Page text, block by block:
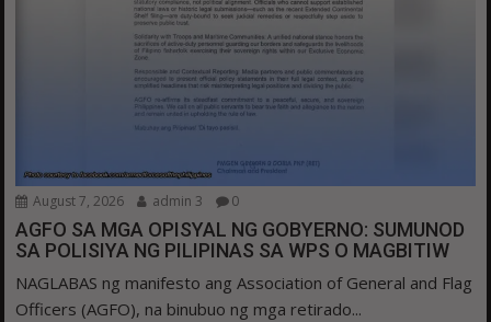
August 7, 2026 admin 3 0
AGFO SA MGA OPISYAL NG GOBYERNO: SUMUNOD
SA POLISIYA NG PILIPINAS SA WPS O MAGBITIW
NAGLABAS ng manifesto ang Association of General and Flag
Officers (AGFO), na binubuo ng mga retirado...